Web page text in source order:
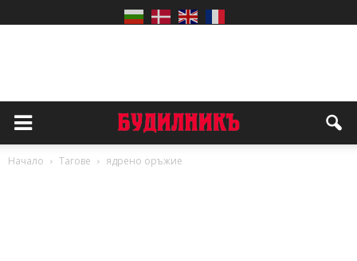
Начало Тагове ядрено оръжие